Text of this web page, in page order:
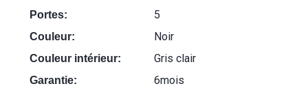
Portes: 5
Couleur: Noir
Couleur intérieur: Gris clair
Garantie: 6mois